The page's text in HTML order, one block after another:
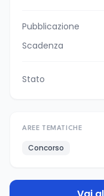
Pubblicazione
Scadenza
Stato
AREE TEMATICHE
Concorso